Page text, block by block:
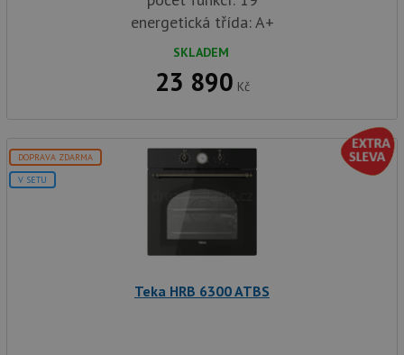
energetická třída: A+
SKLADEM
23 890 Kč
DOPRAVA ZDARMA
V SETU
Teka HRB 6300 ATBS